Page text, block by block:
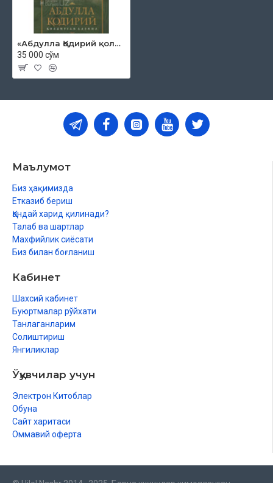
«Абдулла Қодирий қолдирган хазина»
35 000 сўм
Маълумот
Биз ҳақимизда
Етказиб бериш
Қандай харид қилинади?
Талаб ва шартлар
Махфийлик сиёсати
Биз билан боғланиш
Кабинет
Шахсий кабинет
Буюртмалар рўйхати
Танлаганларим
Солиштириш
Янгиликлар
Ўқувчилар учун
Электрон Китоблар
Обуна
Сайт харитаси
Оммавий оферта